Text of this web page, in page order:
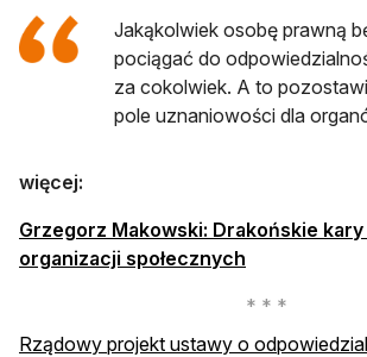
Jakąkolwiek osobę prawną
pociągać do
za cokolwiek. A to
pole uznaniowości dla
więcej:
Grzegorz Makowski: Drakońskie
organizacji społecznych
Rządowy projekt ustawy o